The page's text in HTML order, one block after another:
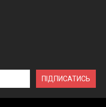
ПІДПИСАТИСЬ